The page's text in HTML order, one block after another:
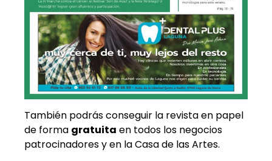
También podrás conseguir la revista en papel
de forma gratuita en todos los negocios
patrocinadores y en la Casa de las Artes.